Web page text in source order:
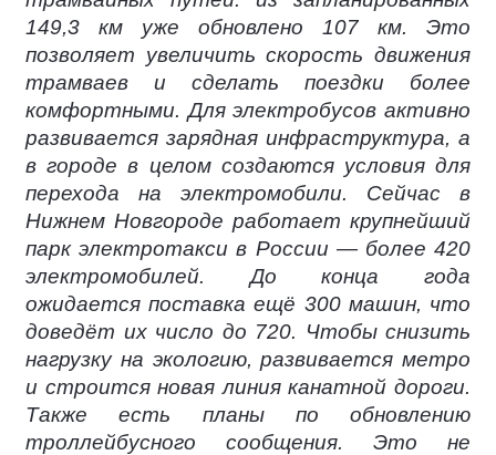
149,3 км уже обновлено 107 км. Это
позволяет увеличить скорость движения
трамваев и сделать поездки более
комфортными. Для электробусов активно
развивается зарядная инфраструктура, а
в городе в целом создаются условия для
перехода на электромобили. Сейчас в
Нижнем Новгороде работает крупнейший
парк электротакси в России — более 420
электромобилей. До конца года
ожидается поставка ещё 300 машин, что
доведёт их число до 720. Чтобы снизить
нагрузку на экологию, развивается метро
и строится новая линия канатной дороги.
Также есть планы по обновлению
троллейбусного сообщения. Это не